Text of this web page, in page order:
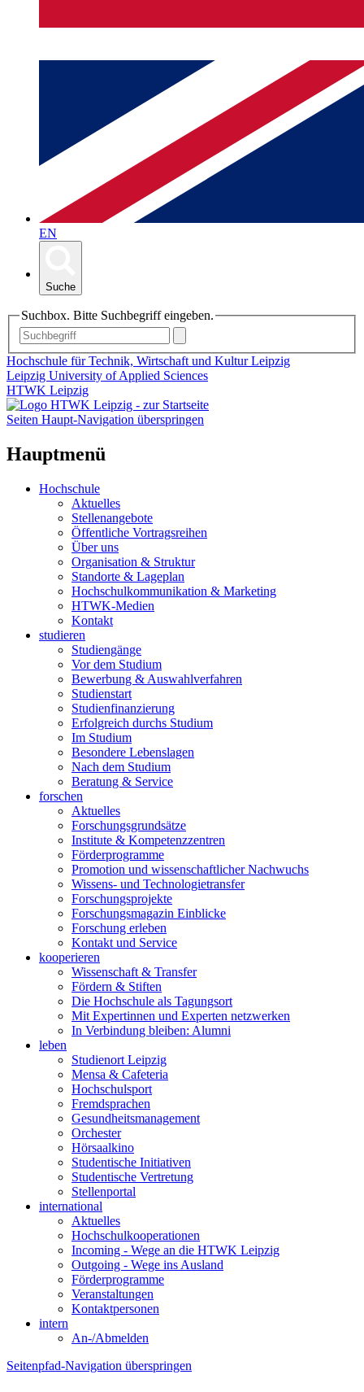
EN
Suche
Suchbox. Bitte Suchbegriff eingeben.
Hochschule für Technik, Wirtschaft und Kultur Leipzig
Leipzig University of Applied Sciences
HTWK Leipzig
Seiten Haupt-Navigation überspringen
Hauptmenü
Hochschule
Aktuelles
Stellenangebote
Öffentliche Vortragsreihen
Über uns
Organisation & Struktur
Standorte & Lageplan
Hochschulkommunikation & Marketing
HTWK-Medien
Kontakt
studieren
Studiengänge
Vor dem Studium
Bewerbung & Auswahlverfahren
Studienstart
Studienfinanzierung
Erfolgreich durchs Studium
Im Studium
Besondere Lebenslagen
Nach dem Studium
Beratung & Service
forschen
Aktuelles
Forschungsgrundsätze
Institute & Kompetenzzentren
Förderprogramme
Promotion und wissenschaftlicher Nachwuchs
Wissens- und Technologietransfer
Forschungsprojekte
Forschungsmagazin Einblicke
Forschung erleben
Kontakt und Service
kooperieren
Wissenschaft & Transfer
Fördern & Stiften
Die Hochschule als Tagungsort
Mit Expertinnen und Experten netzwerken
In Verbindung bleiben: Alumni
leben
Studienort Leipzig
Mensa & Cafeteria
Hochschulsport
Fremdsprachen
Gesundheitsmanagement
Orchester
Hörsaalkino
Studentische Initiativen
Studentische Vertretung
Stellenportal
international
Aktuelles
Hochschulkooperationen
Incoming - Wege an die HTWK Leipzig
Outgoing - Wege ins Ausland
Förderprogramme
Veranstaltungen
Kontaktpersonen
intern
An-/Abmelden
Seitenpfad-Navigation überspringen